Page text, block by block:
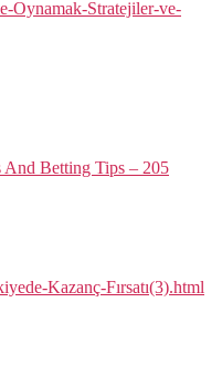
Oynamak-Stratejiler-ve-
And Betting Tips – 205
Kazanç-Fırsatı(3).html